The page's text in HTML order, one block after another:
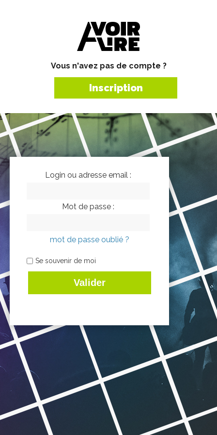
Vous n'avez pas de compte ?
Inscription
Login ou adresse email :
Mot de passe :
mot de passe oublié ?
Se souvenir de moi